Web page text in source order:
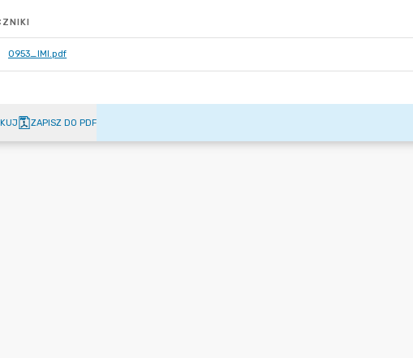
0953_IMI.pdf
ZAPISZ DO PDF